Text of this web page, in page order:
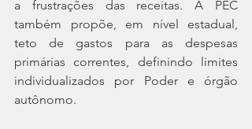
a frustrações das receitas. A PEC
também propõe, em nível estadual,
teto de gastos para as despesas
primárias correntes, definindo limites
individualizados por Poder e órgão
autônomo.